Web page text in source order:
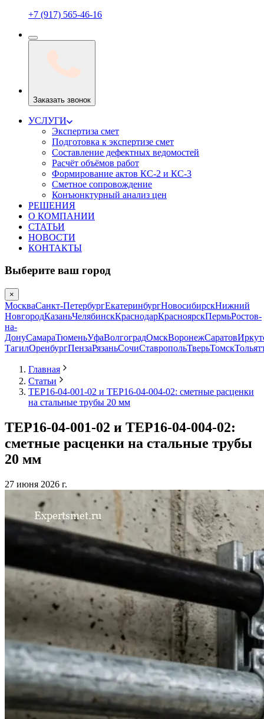
+7 (917) 565-46-16
Заказать звонок
УСЛУГИ
Экспертиза смет
Подготовка к экспертизе смет
Составление дефектных ведомостей
Расчёт объёмов работ
Формирование актов КС-2 и КС-3
Сметное сопровождение
Конъюнктурный анализ цен
РЕШЕНИЯ
О КОМПАНИИ
СТАТЬИ
НОВОСТИ
КОНТАКТЫ
Выберите ваш город
×
МоскваСанкт-ПетербургЕкатеринбургНовосибирскНижний
НовгородКазаньЧелябинскКраснодарКрасноярскПермьРостов-
на-
ДонуСамараТюменьУфаВолгоградОмскВоронежСаратов
ТагилОренбургПензаРязаньСочиСтавропольТверьТомск
Главная
Статьи
ТЕР16-04-001-02 и ТЕР16-04-004-02: сметные расценки
на стальные трубы 20 мм
ТЕР16-04-001-02 и ТЕР16-04-004-02:
сметные расценки на стальные трубы
20 мм
27 июня 2026 г.